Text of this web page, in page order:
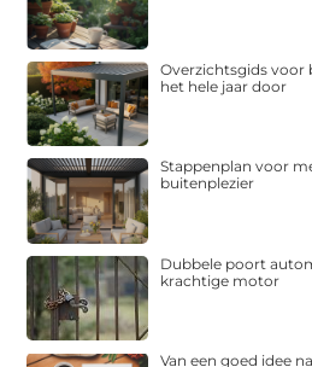
Overzichtsgids voor
het hele jaar door
Stappenplan voor
buitenplezier
Dubbele poort
krachtige motor
Van een goed idee